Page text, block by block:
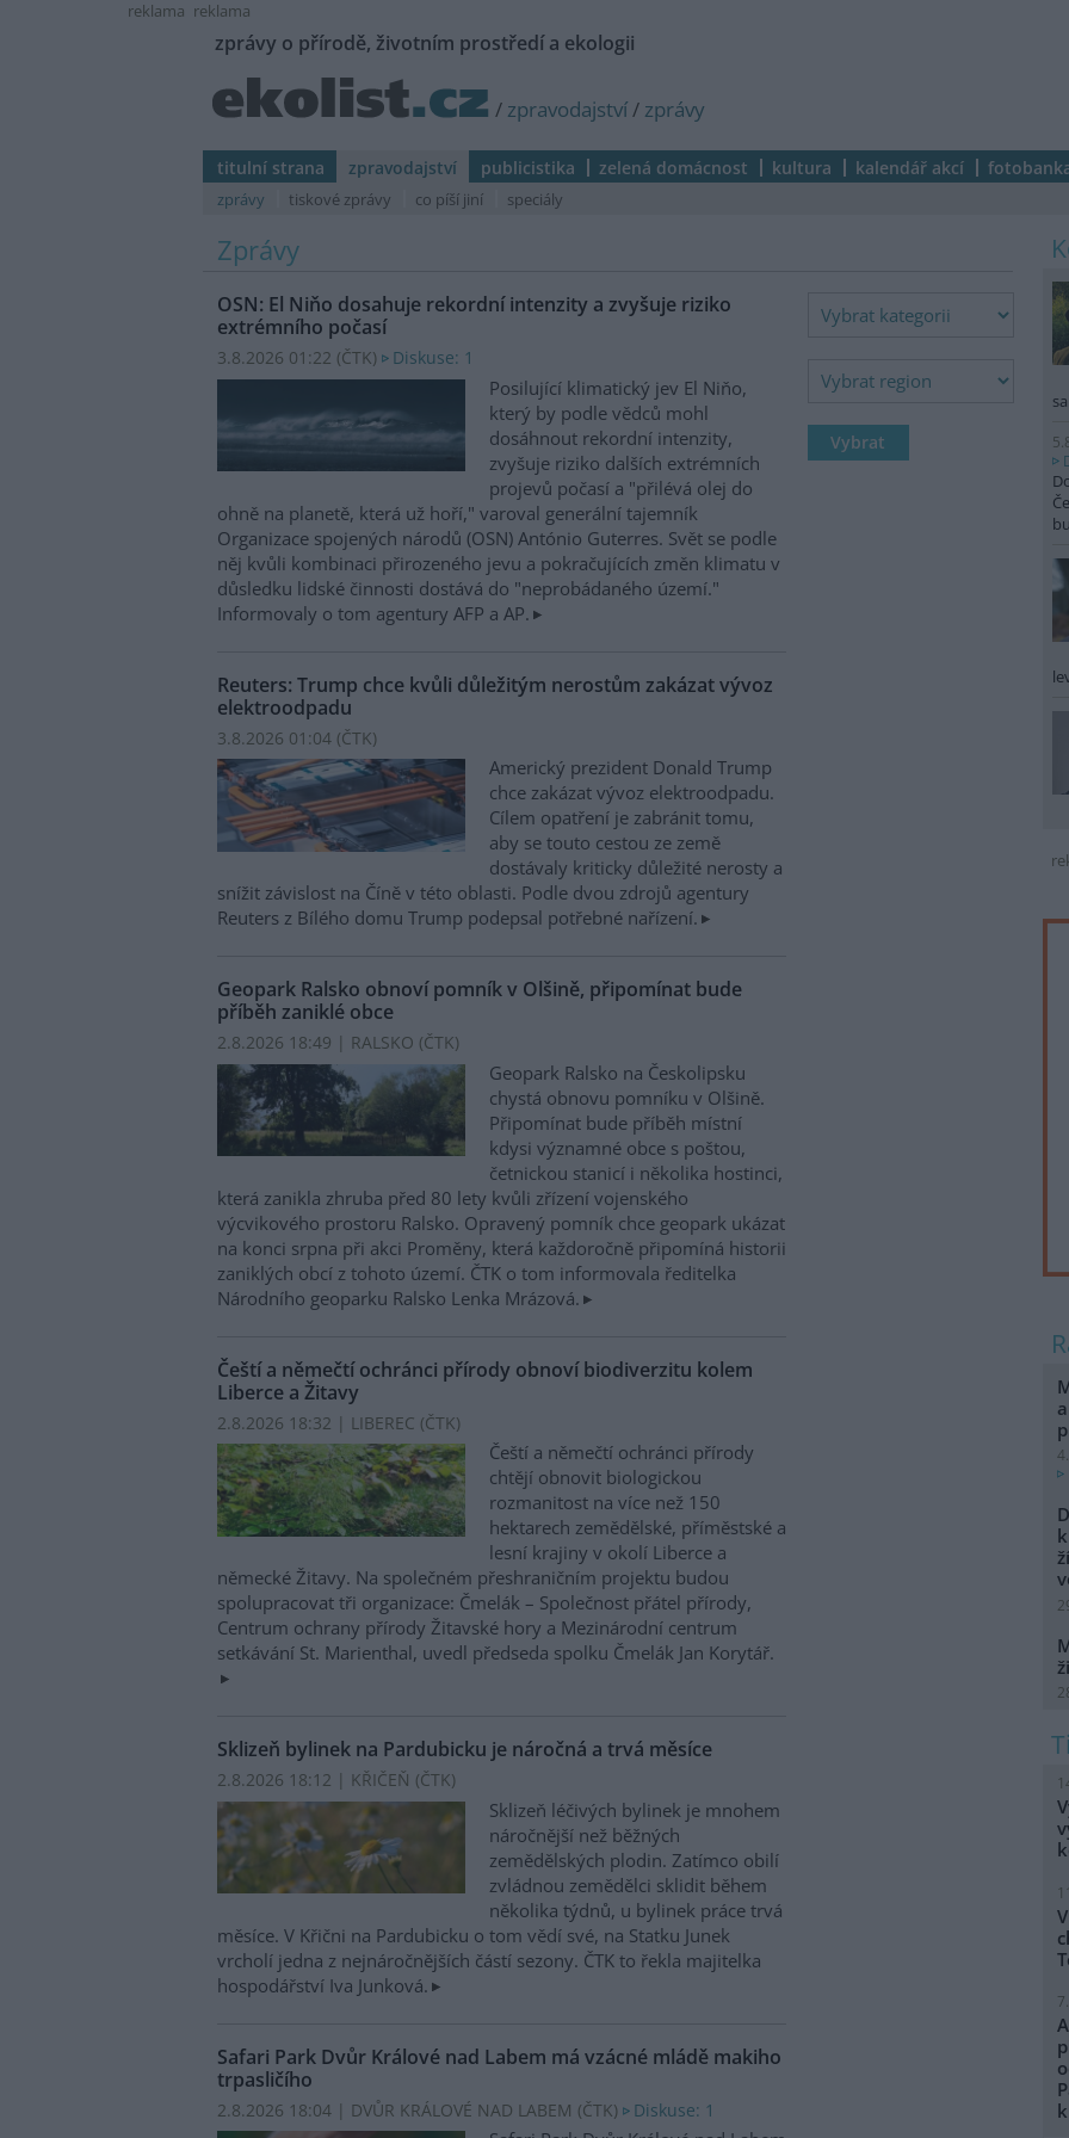
reklama reklama
zprávy o přírodě, životním prostředí a ekologii
/ zpravodajství/ zprávy
titulní strana zpravodajství publicistika zelená domácnost kultura kalendář akcí
zprávy tiskové zprávy co píší jiní speciály
Zprávy
OSN: El Niňo dosahuje rekordní intenzity a zvyšuje riziko
extrémního počasí
3.8.2026 01:22 (ČTK) Diskuse: 1
Posilující klimatický jev El Niňo,
který by podle vědců mohl
dosáhnout rekordní intenzity,
zvyšuje riziko dalších extrémních
projevů počasí a "přilévá olej do
ohně na planetě, která už hoří," varoval generální tajemník
Organizace spojených národů (OSN) António Guterres. Svět se podle
něj kvůli kombinaci přirozeného jevu a pokračujících změn klimatu v
důsledku lidské činnosti dostává do "neprobádaného území."
Informovaly o tom agentury AFP a AP.
Reuters: Trump chce kvůli důležitým nerostům zakázat vývoz
elektroodpadu
3.8.2026 01:04 (ČTK)
Americký prezident Donald Trump
chce zakázat vývoz elektroodpadu.
Cílem opatření je zabránit tomu,
aby se touto cestou ze země
dostávaly kriticky důležité nerosty a
snížit závislost na Číně v této oblasti. Podle dvou zdrojů agentury
Reuters z Bílého domu Trump podepsal potřebné nařízení.
Geopark Ralsko obnoví pomník v Olšině, připomínat bude
příběh zaniklé obce
2.8.2026 18:49 | RALSKO (ČTK)
Geopark Ralsko na Českolipsku
chystá obnovu pomníku v Olšině.
Připomínat bude příběh místní
kdysi významné obce s poštou,
četnickou stanicí i několika hostinci,
která zanikla zhruba před 80 lety kvůli zřízení vojenského
výcvikového prostoru Ralsko. Opravený pomník chce geopark ukázat
na konci srpna při akci Proměny, která každoročně připomíná historii
zaniklých obcí z tohoto území. ČTK o tom informovala ředitelka
Národního geoparku Ralsko Lenka Mrázová.
Čeští a němečtí ochránci přírody obnoví biodiverzitu kolem
Liberce a Žitavy
2.8.2026 18:32 | LIBEREC (ČTK)
Čeští a němečtí ochránci přírody
chtějí obnovit biologickou
rozmanitost na více než 150
hektarech zemědělské, příměstské a
lesní krajiny v okolí Liberce a
německé Žitavy. Na společném přeshraničním projektu budou
spolupracovat tři organizace: Čmelák – Společnost přátel přírody,
Centrum ochrany přírody Žitavské hory a Mezinárodní centrum
setkávání St. Marienthal, uvedl předseda spolku Čmelák Jan Korytář.
Sklizeň bylinek na Pardubicku je náročná a trvá měsíce
2.8.2026 18:12 | KŘIČEŇ (ČTK)
Sklizeň léčivých bylinek je mnohem
náročnější než běžných
zemědělských plodin. Zatímco obilí
zvládnou zemědělci sklidit během
několika týdnů, u bylinek práce trvá
měsíce. V Křični na Pardubicku o tom vědí své, na Statku Junek
vrcholí jedna z nejnáročnějších částí sezony. ČTK to řekla majitelka
hospodářství Iva Junková.
Safari Park Dvůr Králové nad Labem má vzácné mládě makiho
trpasličího
2.8.2026 18:04 | DVŮR KRÁLOVÉ NAD LABEM (ČTK) Diskuse: 1